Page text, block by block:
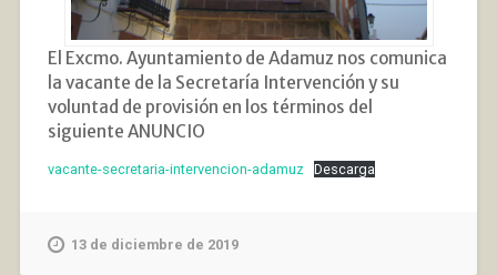
El Excmo. Ayuntamiento de Adamuz nos comunica
la vacante de la Secretaría Intervención y su
voluntad de provisión en los términos del
siguiente ANUNCIO
vacante-secretaria-intervencion-adamuz Descarga
13 de diciembre de 2019